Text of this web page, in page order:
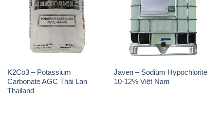
K2Co3 – Potassium
Carbonate AGC Thái Lan
Thailand
Javen – Sodium Hypochlorite
10-12% Việt Nam